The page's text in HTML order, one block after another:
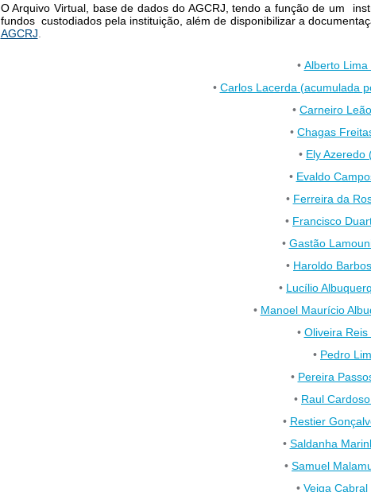
O Arquivo Virtual, base de dados do AGCRJ, tendo a função de um
fundos custodiados pela instituição, além de disponibilizar a
AGCRJ
• Alberto Lima
• Carlos Lacerda (acumulada
• Carneiro
• Chagas
• Ely Azeredo
• Evaldo
• Ferreira da
• Francisco
• Gastão
• Haroldo
• Lucílio
• Manoel Maurício
• Oliveira Reis
• Pedro
• Pereira
• Raul
• Restier
• Saldanha
• Samuel
• Veiga Cabral